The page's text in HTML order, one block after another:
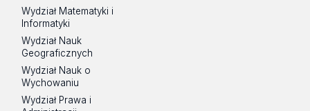
Wydział Matematyki i
Informatyki
Wydział Nauk
Geograficznych
Wydział Nauk o
Wychowaniu
Wydział Prawa i